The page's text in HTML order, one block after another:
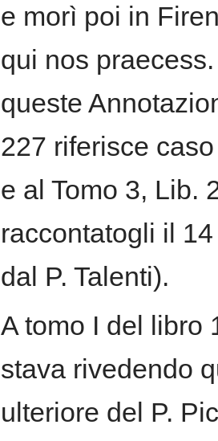
e morì poi in
qui nos
queste
227 riferisce
e al Tomo 3, Lib.
raccontatogli il
dal P. Talenti).
A tomo I del libro
stava rivedendo
ulteriore del P.